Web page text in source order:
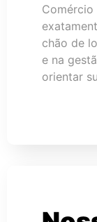
chão de
e na
orientar